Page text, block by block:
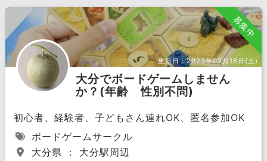
募集中
更新日：2023年02月18日(土)
大分でボードゲームしません
か？(年齢 性別不問)
初心者、経験者、子どもさん連れOK、匿名参加OK
ボードゲームサークル
大分県 ： 大分駅周辺